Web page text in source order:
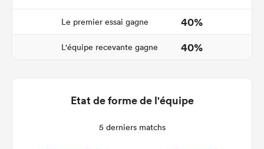
Le premier essai gagne 40%
L'équipe recevante gagne 40%
Etat de forme de l'équipe
5 derniers matchs